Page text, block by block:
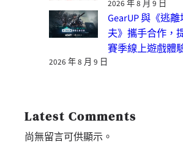
2026 年 8 月 9 日
GearUP 與《逃
夫》攜手合作，
賽季線上遊戲體
2026 年 8 月 9 日
Latest Comments
尚無留言可供顯示。